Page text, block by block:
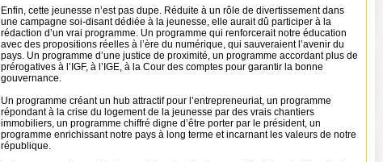
Enfin, cette jeunesse n’est pas dupe. Réduite à un rôle de divertissement dans
une campagne soi-disant dédiée à la jeunesse, elle aurait dû participer à la
rédaction d’un vrai programme. Un programme qui renforcerait notre éducation
avec des propositions réelles à l’ère du numérique, qui sauveraient l’avenir du
pays. Un programme d’une justice de proximité, un programme accordant plus de
prérogatives à l’IGF, à l’IGE, à la Cour des comptes pour garantir la bonne
gouvernance.
Un programme créant un hub attractif pour l’entrepreneuriat, un programme
répondant à la crise du logement de la jeunesse par des vrais chantiers
immobiliers, un programme chiffré digne d’être porter par le président, un
programme enrichissant notre pays à long terme et incarnant les valeurs de notre
république.